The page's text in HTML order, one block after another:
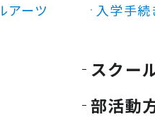
アーツ
入学手続
スクー
部活動